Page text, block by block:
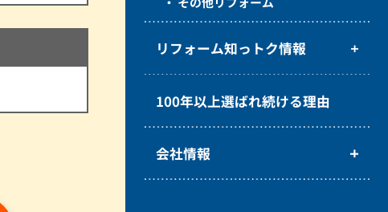
リフォーム知っトク情報
100年以上選ばれ続ける理由
会社情報